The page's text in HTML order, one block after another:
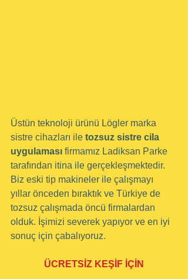
Üstün teknoloji ürünü Lögler marka
sistre cihazları ile tozsuz sistre cila
uygulaması firmamız Ladiksan Parke
tarafından itina ile gerçekleşmektedir.
Biz eski tip makineler ile çalışmayı
yıllar önceden bıraktık ve Türkiye de
tozsuz çalışmada öncü firmalardan
olduk. İşimizi severek yapıyor ve en iyi
sonuç için çabalıyoruz.
ÜCRETSİZ KEŞİF İÇİN